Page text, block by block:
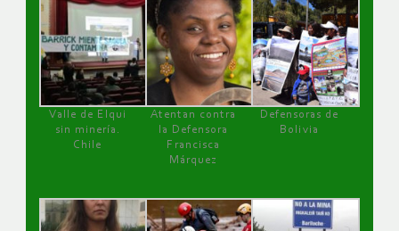
Valle de Elqui
sin minería.
Chile
Atentan contra
la Defensora
Francisca
Márquez
Defensoras de
Bolivia